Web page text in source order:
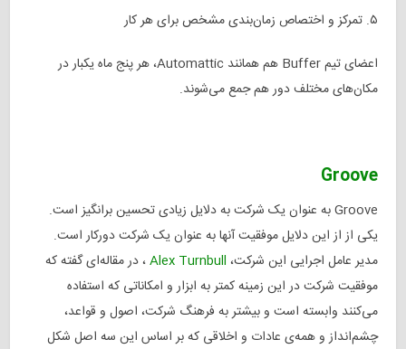
۵. تمرکز و اختصاص زمان‌بندی‌ مشخص برای هر کار
اعضای تیم Buffer هم همانند Automattic، هر پنج ماه یکبار در
مکان‌های مختلف دور هم جمع می‌شوند.
Groove
Groove به عنوان یک شرکت به دلایل زیادی تحسین برانگیز است.
یکی از از این دلایل موفقیت آنها به عنوان یک شرکت دورکار است.
مدیر عامل اجرایی این شرکت، Alex Turnbull، در مقاله‌ای گفته که
موفقیت‌ شرکت در این زمینه کمتر به ابزار و امکاناتی که استفاده
می‌کنند وابسته است و بیشتر به فرهنگ شرکت، اصول و قواعد،
چشم‌انداز و همه‌ی عادات و اخلاقی که بر اساس این سه اصل شکل